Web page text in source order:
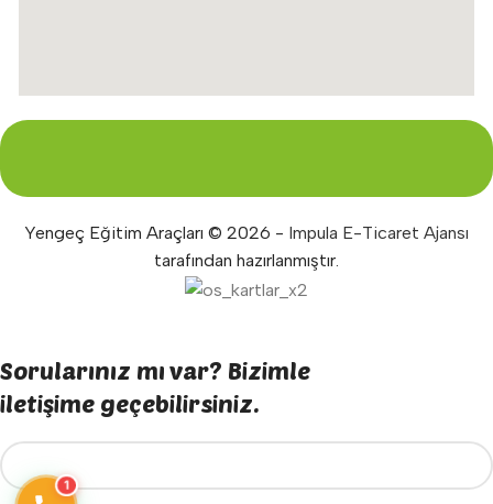
Yengeç Eğitim Araçları © 2026 - Impula E-Ticaret Ajansı
tarafından hazırlanmıştır.
Sorularınız mı var? Bizimle
iletişime geçebilirsiniz.
1